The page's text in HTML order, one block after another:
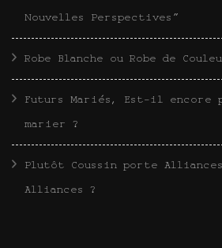
Nouvelles Perspectives”
Robe Blanche ou Robe de
Futurs Mariés, Est-il encore
marier ?
Plutôt Coussin porte
Alliances ?